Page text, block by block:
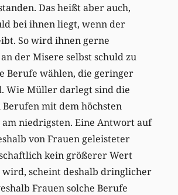
Das heißt aber auch,
bei ihnen liegt, wenn der
So wird ihnen gerne
der Misere selbst schuld zu
Berufe wählen, die geringer
Wie Müller darlegt sind die
mit dem höchsten
niedrigsten. Eine Antwort auf
von Frauen geleisteter
kein größerer Wert
wird, scheint deshalb dringlicher
Frauen solche Berufe